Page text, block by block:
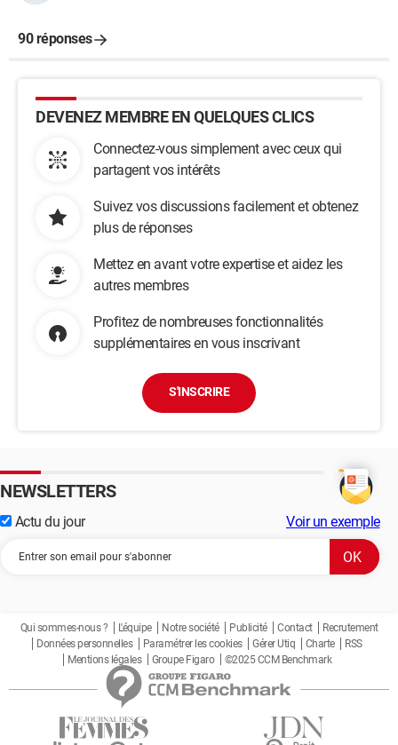
90 réponses
DEVENEZ MEMBRE EN QUELQUES CLICS
Connectez-vous simplement avec ceux qui
partagent vos intérêts
Suivez vos discussions facilement et obtenez
plus de réponses
Mettez en avant votre expertise et aidez les
autres membres
Profitez de nombreuses fonctionnalités
supplémentaires en vous inscrivant
S'INSCRIRE
NEWSLETTERS
Actu du jour Voir un exemple
Qui sommes-nous ? L'équipe Notre société Publicité Contact
Recrutement
Données personnelles
Paramétrer les cookies Gérer Utiq Charte
RSS
Mentions légales
Groupe Figaro ©2025 CCM Benchmark